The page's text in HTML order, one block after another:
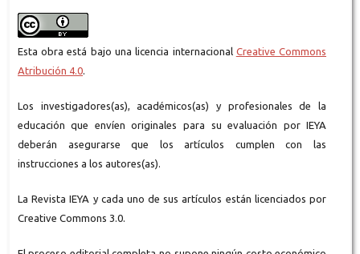
Esta obra está bajo una licencia internacional Creative Commons
Atribución 4.0.
Los investigadores(as), académicos(as) y profesionales de la
educación que envíen originales para su evaluación por IEYA
deberán asegurarse que los artículos cumplen con las
instrucciones a los autores(as).
La Revista IEYA y cada uno de sus artículos están licenciados por
Creative Commons 3.0.